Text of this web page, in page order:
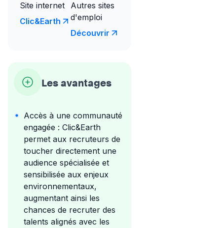
Site internet
Clic&Earth
Autres sites
d'emploi
Découvrir
Les avantages
Accès à une communauté
engagée : Clic&Earth
permet aux recruteurs de
toucher directement une
audience spécialisée et
sensibilisée aux enjeux
environnementaux,
augmentant ainsi les
chances de recruter des
talents alignés avec les